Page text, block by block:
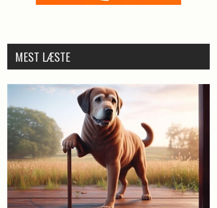
MEST LÆSTE